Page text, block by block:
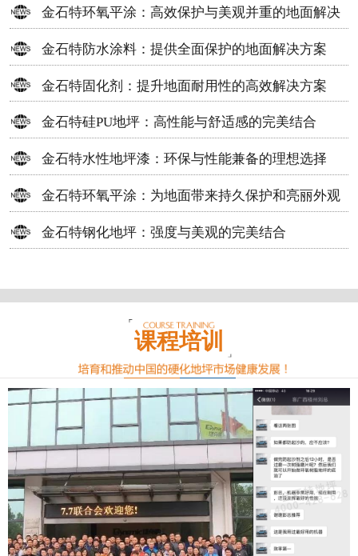
金石特环氧平涂：高效保护与美观并重的地面解决
方案
金石特防水涂料：提供全面保护的地面解决方案
金石特固化剂：提升地面耐用性的高效解决方案
金石特硅PU地坪：高性能与舒适感的完美结合
金石特水性地坪漆：环保与性能兼备的理想选择
金石特环氧平涂：为地面带来持久保护和亮丽外观
金石特钢化地坪：强度与美观的完美结合
课程培训